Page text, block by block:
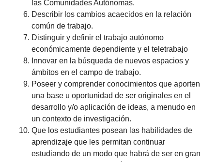
las Comunidades Autónomas.
Describir los cambios acaecidos en la relación
común de trabajo.
Distinguir y definir el trabajo autónomo
económicamente dependiente y el teletrabajo
Innovar en la búsqueda de nuevos espacios y
ámbitos en el campo de trabajo.
Poseer y comprender conocimientos que aporten
una base u oportunidad de ser originales en el
desarrollo y/o aplicación de ideas, a menudo en
un contexto de investigación.
Que los estudiantes posean las habilidades de
aprendizaje que les permitan continuar
estudiando de un modo que habrá de ser en gran